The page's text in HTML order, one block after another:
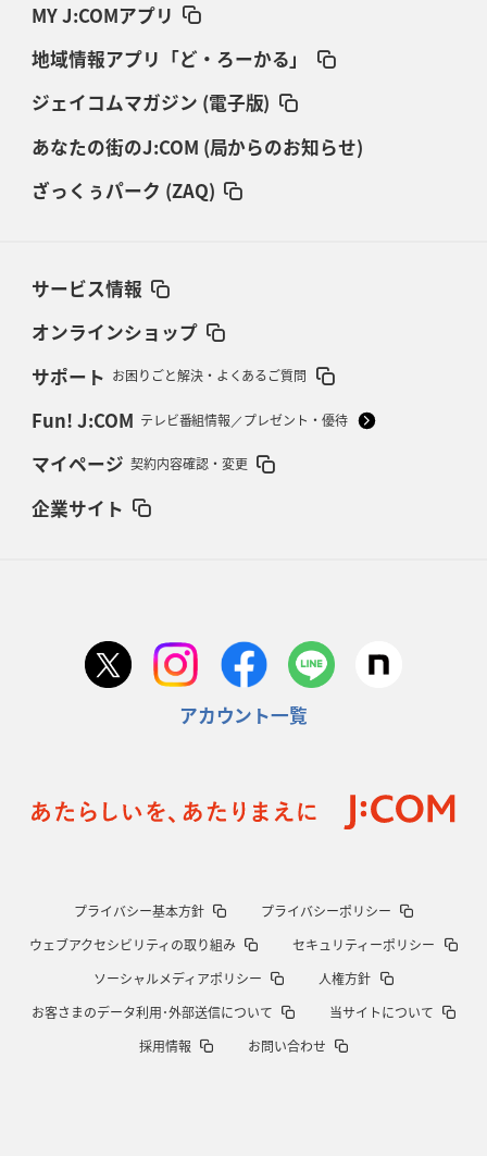
MY J:COMアプリ
地域情報アプリ「ど・ろーかる」
ジェイコムマガジン (電子版)
あなたの街のJ:COM (局からのお知らせ)
ざっくぅパーク (ZAQ)
サービス情報
オンラインショップ
サポート お困りごと解決・よくあるご質問
Fun! J:COM テレビ番組情報／プレゼント・優待
マイページ 契約内容確認・変更
企業サイト
アカウント一覧
プライバシー基本方針
プライバシーポリシー
ウェブアクセシビリティの取り組み
セキュリティーポリシー
ソーシャルメディアポリシー
人権方針
お客さまのデータ利用･外部送信について
当サイトについて
採用情報
お問い合わせ